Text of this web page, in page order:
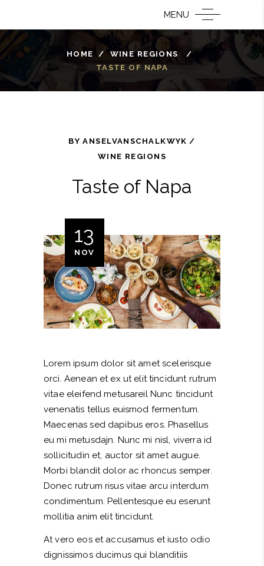
MENU
HOME / WINE REGIONS
/
TASTE OF NAPA
BYANSELVANSCHALKWYK
WINE REGIONS
Taste of Napa
13
NOV
Lorem ipsum dolor sit amet scelerisque
orci. Aenean et ex ut elit tincidunt rutrum
vitae eleifend metusareil Nunc tincidunt
venenatis tellus euismod fermentum.
Maecenas sed dapibus eros. Phasellus
eu mi metusdajn. Nunc mi nisl, viverra id
sollicitudin et, auctor sit amet augue.
Morbi blandit dolor ac rhoncus semper.
Donec rutrum risus vitae arcu interdum
condimentum. Pellentesque eu eserunt
mollitia anim elit tincidunt.
At vero eos et accusamus et iusto odio
dignissimos ducimus qui blanditiis